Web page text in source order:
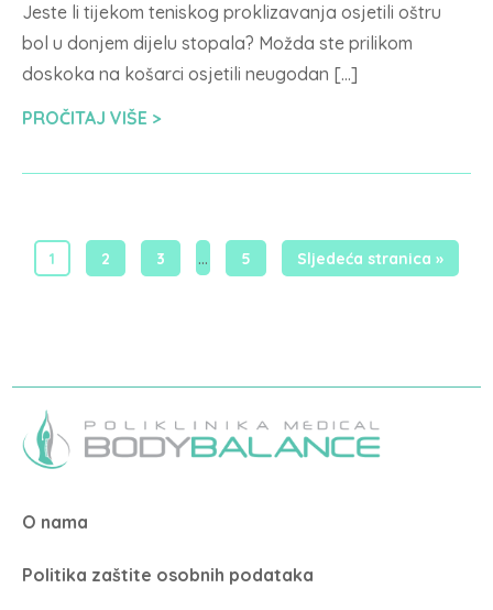
Jeste li tijekom teniskog proklizavanja osjetili oštru
bol u donjem dijelu stopala? Možda ste prilikom
doskoka na košarci osjetili neugodan […]
PROČITAJ VIŠE
1 2 3 … 5 Sljedeća stranica »
O nama
Politika zaštite osobnih podataka